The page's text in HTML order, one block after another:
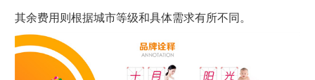
其余费用则根据城市等级和具体需求有所不同。